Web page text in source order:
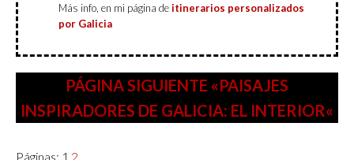
Más info, en mi página deitinerarios personalizados
por Galicia
PÁGINA SIGUIENTE «PAISAJES
INSPIRADORES DE GALICIA: EL INTERIOR«
Páginas: 1 2